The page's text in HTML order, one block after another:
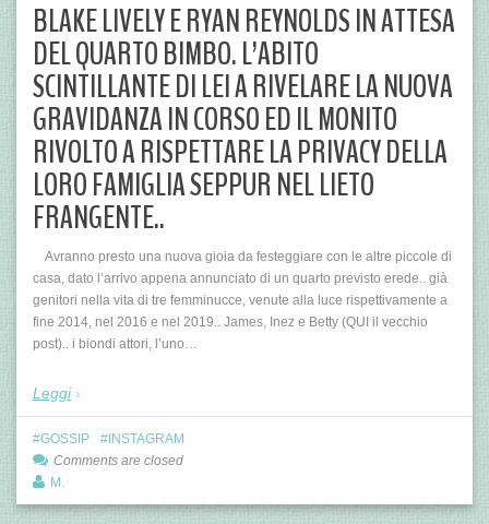
BLAKE LIVELY E RYAN REYNOLDS IN ATTESA
DEL QUARTO BIMBO. L’ABITO
SCINTILLANTE DI LEI A RIVELARE LA NUOVA
GRAVIDANZA IN CORSO ED IL MONITO
RIVOLTO A RISPETTARE LA PRIVACY DELLA
LORO FAMIGLIA SEPPUR NEL LIETO
FRANGENTE..
Avranno presto una nuova gioia da festeggiare con le altre piccole di
casa, dato l’arrivo appena annunciato di un quarto previsto erede.. già
genitori nella vita di tre femminucce, venute alla luce rispettivamente a
fine 2014, nel 2016 e nel 2019.. James, Inez e Betty (QUI il vecchio
post).. i biondi attori, l’uno…
Leggi
GOSSIP
INSTAGRAM
Comments are closed
M.